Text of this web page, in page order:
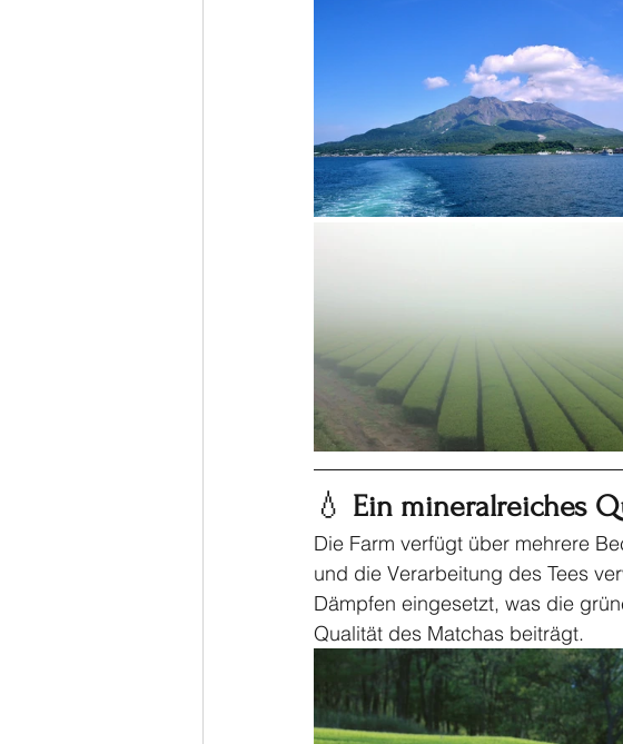
💧 Ein mineralreiches
Die Farm verfügt über mehrere
und die Verarbeitung des Tees
Dämpfen eingesetzt, was die
Qualität des Matchas beiträgt.